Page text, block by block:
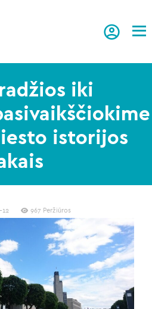
iki
istorijos
967 Peržiūros